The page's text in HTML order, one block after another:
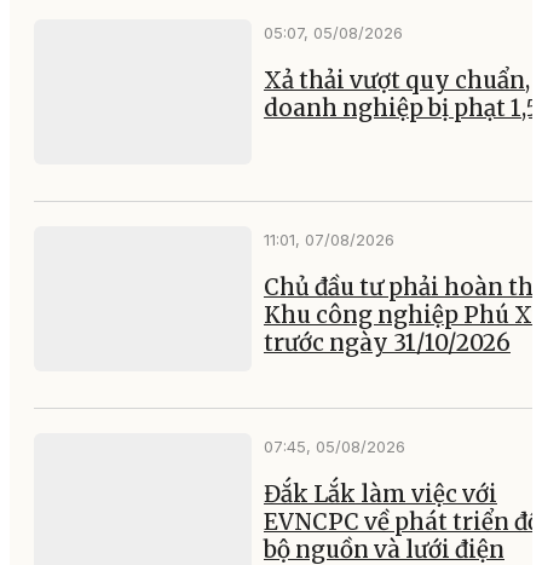
05:07, 05/08/2026
Xả thải vượt quy chuẩn,
doanh nghiệp bị phạt
11:01, 07/08/2026
Chủ đầu tư phải hoàn
Khu công nghiệp Phú
trước ngày 31/10/2026
07:45, 05/08/2026
Đắk Lắk làm việc với
EVNCPC về phát triển
bộ nguồn và lưới điện